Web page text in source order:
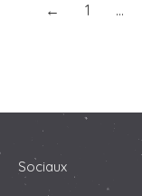
← 1 …
Sociaux